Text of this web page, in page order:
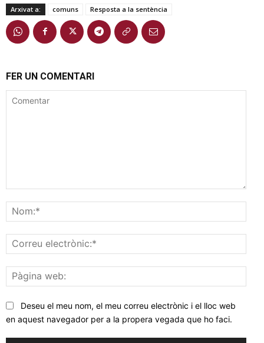
Arxivat a: comuns Resposta a la sentència
FER UN COMENTARI
web:
Deseu el meu nom, el meu correu electrònic i el lloc web
en aquest navegador per a la propera vegada que ho faci.